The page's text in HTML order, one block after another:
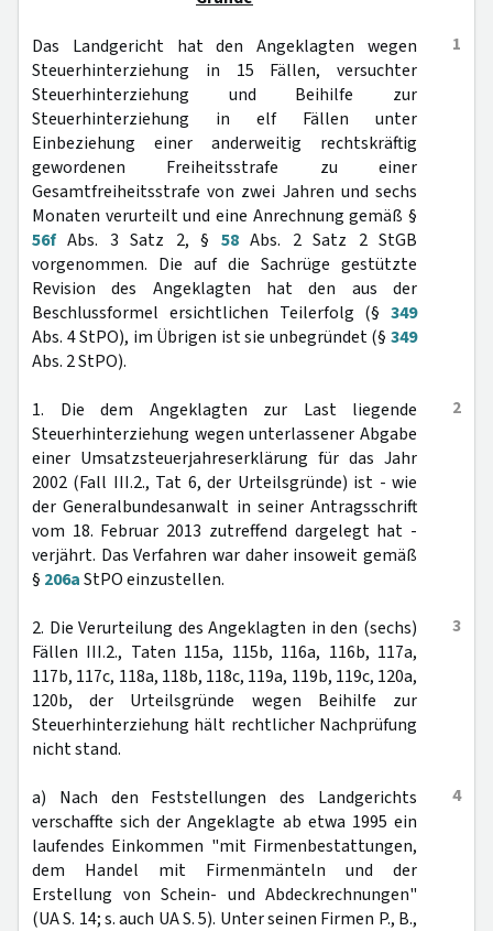
1
Das Landgericht hat den Angeklagten wegen
Steuerhinterziehung in 15 Fällen, versuchter
Steuerhinterziehung und Beihilfe zur
Steuerhinterziehung in elf Fällen unter
Einbeziehung einer anderweitig rechtskräftig
gewordenen Freiheitsstrafe zu einer
Gesamtfreiheitsstrafe von zwei Jahren und sechs
Monaten verurteilt und eine Anrechnung gemäß §
56f Abs. 3 Satz 2, § 58Abs. 2 Satz 2 StGB
vorgenommen. Die auf die Sachrüge gestützte
Revision des Angeklagten hat den aus der
Beschlussformel ersichtlichen Teilerfolg (§ 349
Abs. 4 StPO), im Übrigen ist sie unbegründet (§ 349
Abs. 2 StPO).
2
1. Die dem Angeklagten zur Last liegende
Steuerhinterziehung wegen unterlassener Abgabe
einer Umsatzsteuerjahreserklärung für das Jahr
2002 (Fall III.2., Tat 6, der Urteilsgründe) ist - wie
der Generalbundesanwalt in seiner Antragsschrift
vom 18. Februar 2013 zutreffend dargelegt hat -
verjährt. Das Verfahren war daher insoweit gemäß
§ 206aStPO einzustellen.
3
2. Die Verurteilung des Angeklagten in den (sechs)
Fällen III.2., Taten 115a, 115b, 116a, 116b, 117a,
117b, 117c, 118a, 118b, 118c, 119a, 119b, 119c, 120a,
120b, der Urteilsgründe wegen Beihilfe zur
Steuerhinterziehung hält rechtlicher Nachprüfung
nicht stand.
4
a) Nach den Feststellungen des Landgerichts
verschaffte sich der Angeklagte ab etwa 1995 ein
laufendes Einkommen "mit Firmenbestattungen,
dem Handel mit Firmenmänteln und der
Erstellung von Schein- und Abdeckrechnungen"
(UA S. 14; s. auch UA S. 5). Unter seinen Firmen P., B.,